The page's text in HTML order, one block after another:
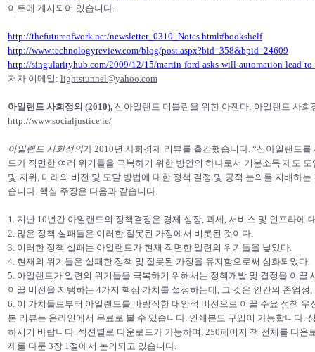
이트에 게시되어 있습니다.
http://thefutureofwork.net/newsletter_0310_Notes.html#bookshelf
http://www.technologyreview.com/blog/post.aspx?bid=358&bpid=24609
http://singularityhub.com/2009/12/15/martin-ford-asks-will-automation-lead-
저자 이메일: lightstunnel@yahoo.com
아일랜드 사회정의 (2010), 신아일랜드 더블린을 위한 아젠다: 아일랜드 사
http://www.socialjustice.ie/
아일랜드 사회정의가 2010년 사회경제 리뷰를 출간했습니다. “신아일랜드
드가 직면한 여러 위기들을 극복하기 위한 방안의 하나로서 기본소득 제도
및 지위, 미래의 비전 및 도달 방법에 대한 정책 결정 및 공적 논의를 지배하
습니다. 핵심 주장은 다음과 같습니다.
1. 지난 10년간 아일랜드의 정책결정은 경제 성장, 과세, 서비스 및 인프라에
2. 많은 정책 실패들은 이러한 잘못된 가정에서 비롯된 것이다.
3. 이러한 정책 실패는 아일랜드가 현재 직면한 일련의 위기들을 낳았다.
4. 현재의 위기들은 실패한 정책 및 잘못된 가정을 유지함으로써 심화되었다.
5. 아일랜드가 일련의 위기들을 극복하기 위해서는 정책개발 및 결정을 이끌
이끌 비전을 지탱하는 4가지 핵심 가치를 설정하는데, 그 것은 인간의 존엄
6. 이 가치들로부터 아일랜드를 바람직한 대안적 비전으로 이끌 주요 정책
본 리뷰는 온라인에서 무료로 볼 수 있습니다. 인쇄본도 구입이 가능합니다.
하시기 바랍니다. 섹션별로 다운로드가 가능하며, 250페이지 책 전체를 다
제를 다룬 3장 1절에서 논의되고 있습니다.